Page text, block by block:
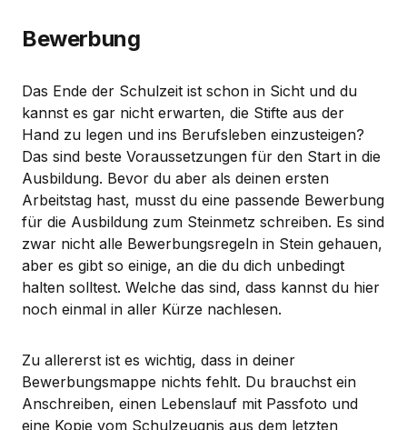
Bewerbung
Das Ende der Schulzeit ist schon in Sicht und du
kannst es gar nicht erwarten, die Stifte aus der
Hand zu legen und ins Berufsleben einzusteigen?
Das sind beste Voraussetzungen für den Start in die
Ausbildung. Bevor du aber als deinen ersten
Arbeitstag hast, musst du eine passende Bewerbung
für die Ausbildung zum Steinmetz schreiben. Es sind
zwar nicht alle Bewerbungsregeln in Stein gehauen,
aber es gibt so einige, an die du dich unbedingt
halten solltest. Welche das sind, dass kannst du hier
noch einmal in aller Kürze nachlesen.
Zu allererst ist es wichtig, dass in deiner
Bewerbungsmappe nichts fehlt. Du brauchst ein
Anschreiben, einen Lebenslauf mit Passfoto und
eine Kopie vom Schulzeugnis aus dem letzten